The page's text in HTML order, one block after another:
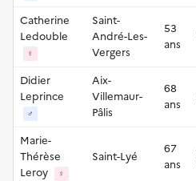
Catherine
Ledouble
♀
Saint-
André-Les-
Vergers
53
ans
Didier
Leprince
♂
Aix-
Villemaur-
Pâlis
68
ans
Marie-
Thérèse
Leroy
♀
Saint-Lyé
67
ans